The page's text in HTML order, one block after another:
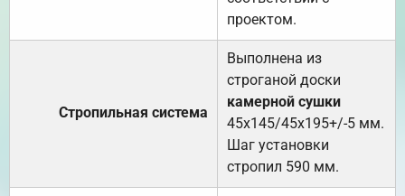
проектом.
Стропильная система
Выполнена из
строганой доски
камерной сушки
45х145/45х195+/-5 мм.
Шаг установки
стропил 590 мм.